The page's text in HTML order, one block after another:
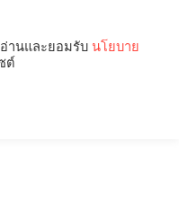
านและยอมรับ นโยบาย
ต์